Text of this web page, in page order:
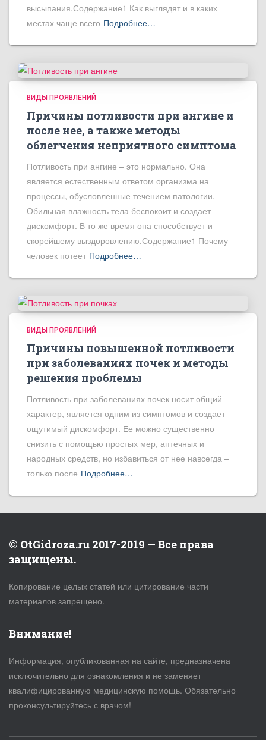
высыпания.Содержание1 Как выглядят и в каких
местах чаще всего Подробнее…
ВИДЫ ПРОЯВЛЕНИЙ
Причины потливости при ангине и
после нее, а также методы
облегчения неприятного симптома
Потливость при ангине – это нормально. Она
является естественным ответом организма на
процессы, обусловленные течением патологии.
Обильная влажность тела беспокоит и создает
дискомфорт. В то же время она способствует и
скорейшему выздоровлению.Содержание1 Почему
человек потеет Подробнее…
ВИДЫ ПРОЯВЛЕНИЙ
Причины повышенной потливости
при заболеваниях почек и методы
решения проблемы
Потливость при заболеваниях почек носит общий
характер, является одним из симптомов и создает
ощутимый дискомфорт. Ее можно существенно
снизить с помощью простых мер, аптечных и
народных средств, но избавиться от нее навсегда –
только после Подробнее…
© OtGidroza.ru 2017-2019 — Все права
защищены.
Копирование целых статей или цитирование части
материалов запрещено.
Внимание!
Информация, опубликованная на сайте, предназначена
исключительно для ознакомления и не заменяет
квалифицированную медицинскую помощь. Обязательно
проконсультируйтесь с врачом!